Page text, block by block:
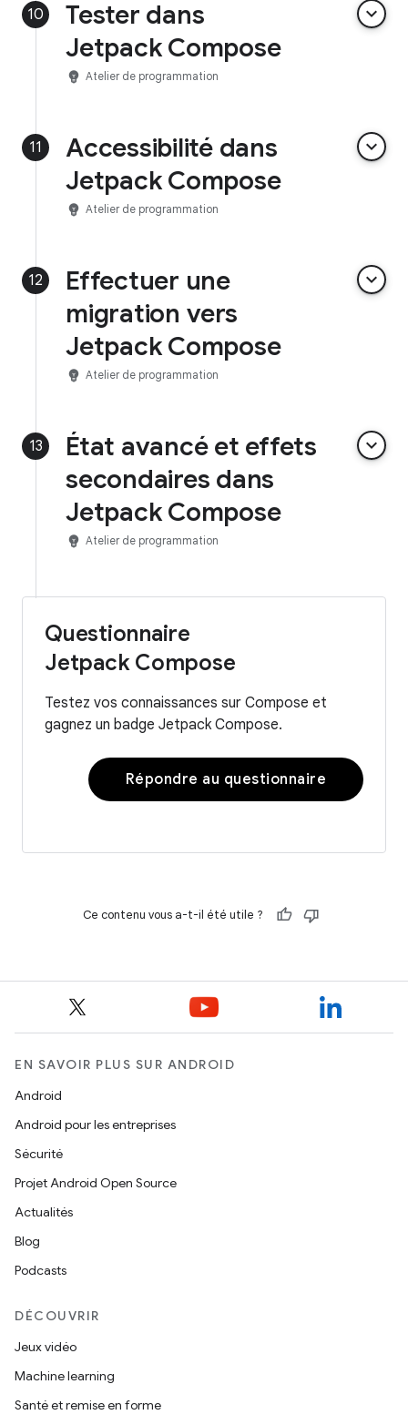
10
Tester dans
Jetpack Compose
keyboard_arrow_down
emoji_objects Atelier de programmation
11
Accessibilité dans
Jetpack Compose
keyboard_arrow_down
emoji_objects Atelier de programmation
12
Effectuer une
migration vers
Jetpack Compose
keyboard_arrow_down
emoji_objects Atelier de programmation
13
État avancé et effets
secondaires dans
Jetpack Compose
keyboard_arrow_down
emoji_objects Atelier de programmation
Questionnaire
Jetpack Compose
Testez vos connaissances sur Compose et
gagnez un badge Jetpack Compose.
Répondre au questionnaire
Ce contenu vous a-t-il été utile ?
EN SAVOIR PLUS SUR ANDROID
Android
Android pour les entreprises
Sécurité
Projet Android Open Source
Actualités
Blog
Podcasts
DÉCOUVRIR
Jeux vidéo
Machine learning
Santé et remise en forme